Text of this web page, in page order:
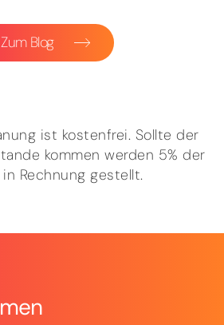
Zum Blog
ist kostenfrei. Sollte der
kommen werden 5% der
Rechnung gestellt.